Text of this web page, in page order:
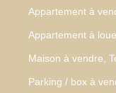
Appartement à
Appartement à
Maison à vendre,
Parking / box à